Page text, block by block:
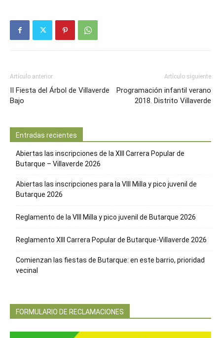
Artículo anterior
II Fiesta del Árbol de Villaverde
Bajo
Artículo siguiente
Programación infantil verano
2018. Distrito Villaverde
Entradas recientes
Abiertas las inscripciones de la XIII Carrera Popular de
Butarque – Villaverde 2026
Abiertas las inscripciones para la VIII Milla y pico juvenil de
Butarque 2026
Reglamento de la VIII Milla y pico juvenil de Butarque 2026
Reglamento XIII Carrera Popular de Butarque-Villaverde 2026
Comienzan las fiestas de Butarque: en este barrio, prioridad
vecinal
FORMULARIO DE RECLAMACIONES